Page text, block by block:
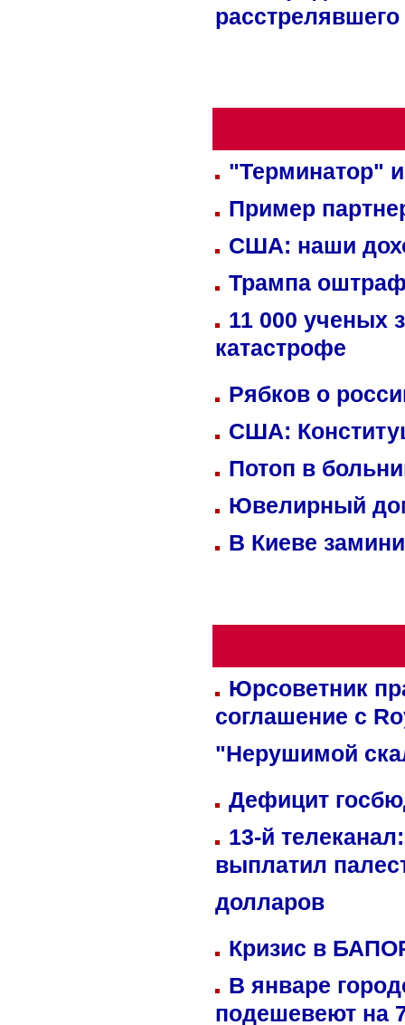
"Терминатор"
Пример
США: наши
Трампа
11 000 ученых
катастрофе
Рябков о
США:
Потоп в
Ювелирный
В Киеве
Юрсоветник
соглашение с
"Нерушимой
Дефицит
13-й
выплатил
долларов
Кризис в
В январе